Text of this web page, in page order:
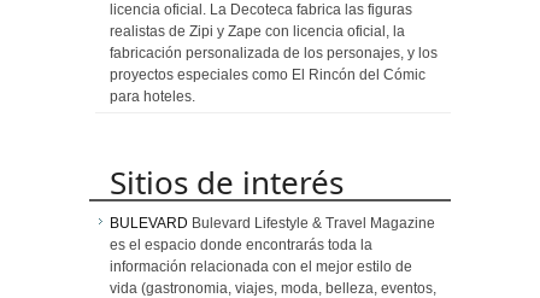
licencia oficial. La Decoteca fabrica las figuras
realistas de Zipi y Zape con licencia oficial, la
fabricación personalizada de los personajes, y los
proyectos especiales como El Rincón del Cómic
para hoteles.
Sitios de interés
BULEVARD Bulevard Lifestyle & Travel Magazine
es el espacio donde encontrarás toda la
información relacionada con el mejor estilo de
vida (gastronomia, viajes, moda, belleza, eventos,